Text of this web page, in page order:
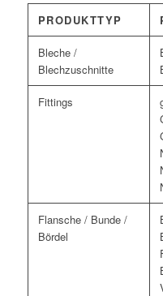
PRODUKTTYP
Bleche /
Blechzuschnitte
Fittings
Flansche / Bunde /
Bördel